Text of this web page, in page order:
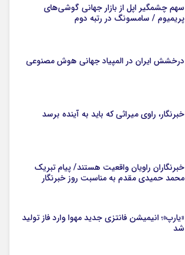
سهم چشمگیر اپل از بازار جهانی گوشی‌های
پریمیوم / سامسونگ در رتبه دوم
درخشش ایران در المپیاد جهانی هوش مصنوعی
خبرنگار، راوی میراثی که باید به آینده برسد
خبرنگاران راویان واقعیت هستند/ پیام تبریک
محمد حمیدی مقدم به مناسبت روز خبرنگار
«یارپ»؛ انیمیشن فانتزی جدید مهوا وارد فاز تولید
شد